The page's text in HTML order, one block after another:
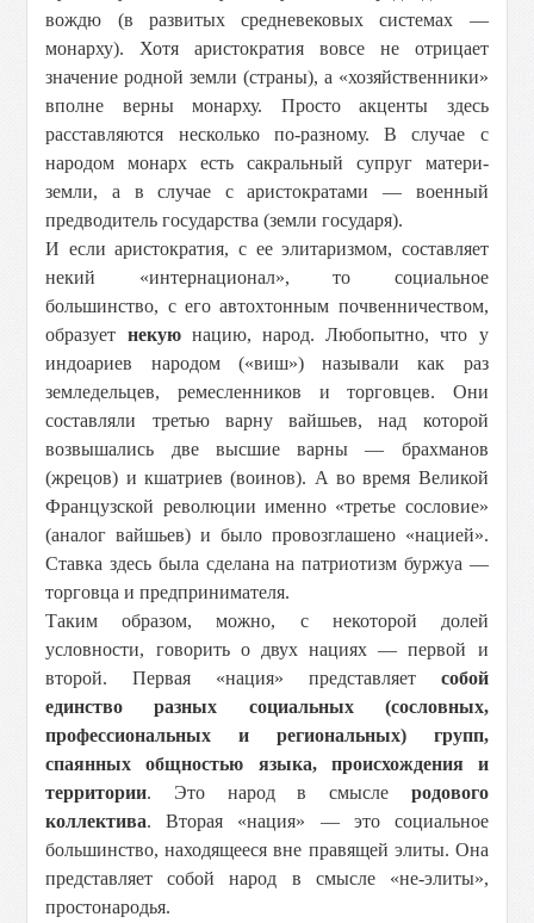
вождю (в развитых средневековых системах —
монарху). Хотя аристократия вовсе не отрицает
значение родной земли (страны), а «хозяйственники»
вполне верны монарху. Просто акценты здесь
расставляются несколько по-разному. В случае с
народом монарх есть сакральный супруг матери-
земли, а в случае с аристократами — военный
предводитель государства (земли государя).
И если аристократия, с ее элитаризмом, составляет
некий «интернационал», то социальное
большинство, с его автохтонным почвенничеством,
образует некуюнацию, народ. Любопытно, что у
индоариев народом («виш») называли как раз
земледельцев, ремесленников и торговцев. Они
составляли третью варну вайшьев, над которой
возвышались две высшие варны — брахманов
(жрецов) и кшатриев (воинов). А во время Великой
Французской революции именно «третье сословие»
(аналог вайшьев) и было провозглашено «нацией».
Ставка здесь была сделана на патриотизм буржуа —
торговца и предпринимателя.
Таким образом, можно, с некоторой долей
условности, говорить о двух нациях — первой и
второй. Первая «нация» представляет собой
единство разных социальных (сословных,
профессиональных и региональных) групп,
спаянных общностью языка, происхождения и
территории. Это народ в смысле родового
коллектива. Вторая «нация» — это социальное
большинство, находящееся вне правящей элиты. Она
представляет собой народ в смысле «не-элиты»,
простонародья.